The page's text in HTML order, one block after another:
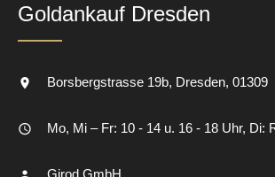
Goldankauf Dresden
Borsbergstrasse 19b Dresden 01309
Mo, Mi – Fr: 10 - 14 u. 16 - 18 Uhr, Di:
Girod GmbH